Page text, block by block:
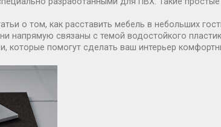
о том, как расставить мебель в небольших
напрямую связаны с темой водостойкого
которые помогут сделать ваш интерьер